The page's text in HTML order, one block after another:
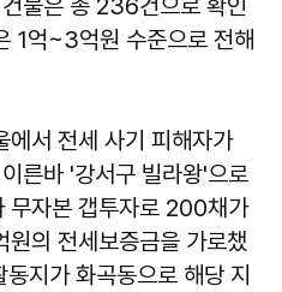
물은 총 236건으로 확인
1억~3억원 수준으로 전해
에서 전세 사기 피해자가
른바 '강서구 빌라왕'으로
무자본 갭투자로 200채가
원의 전세보증금을 가로챘
지가 화곡동으로 해당 지